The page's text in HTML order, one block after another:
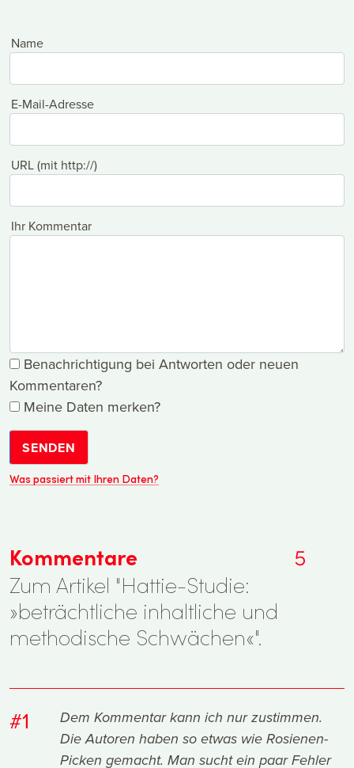
Name
E-Mail-Adresse
URL (mit http://)
Ihr Kommentar
Benachrichtigung bei Antworten oder neuen
Kommentaren?
Meine Daten merken?
SENDEN
Was passiert mit Ihren Daten?
Kommentare
5
Zum Artikel "Hattie-Studie:
»beträchtliche inhaltliche und
methodische Schwächen«".
#1
Dem Kommentar kann ich nur zustimmen.
Die Autoren haben so etwas wie Rosienen-
Picken gemacht. Man sucht ein paar Fehler